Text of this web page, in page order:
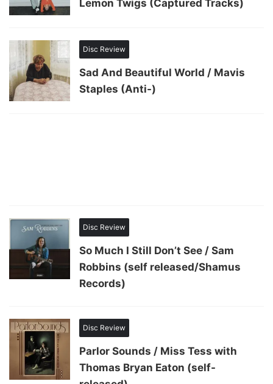
Lemon Twigs (Captured Tracks)
Disc Review
Sad And Beautiful World / Mavis
Staples (Anti-)
Disc Review
So Much I Still Don’t See / Sam
Robbins (self released/Shamus
Records)
Disc Review
Parlor Sounds / Miss Tess with
Thomas Bryan Eaton (self-